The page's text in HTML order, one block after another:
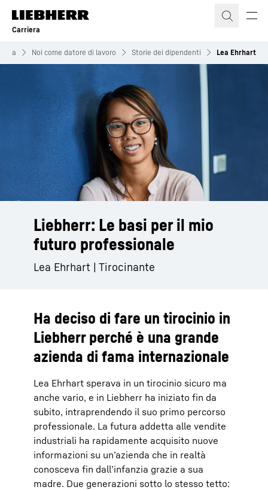
Carriera
Noi come datore di lavoro Storie dei dipendenti Lea Ehrhart
Liebherr: Le basi per il mio
futuro professionale
Lea Ehrhart | Tirocinante
Ha deciso di fare un tirocinio in
Liebherr perché è una grande
azienda di fama internazionale
Lea Ehrhart sperava in un tirocinio sicuro ma
anche vario, e in Liebherr ha iniziato fin da
subito, intraprendendo il suo primo percorso
professionale. La futura addetta alle vendite
industriali ha rapidamente acquisito nuove
informazioni su un’azienda che in realtà
conosceva fin dall’infanzia grazie a sua
madre. Due generazioni sotto lo stesso tetto: